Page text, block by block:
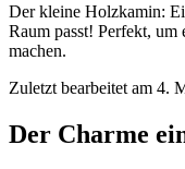
Der kleine Holzkamin:
Raum passt! Perfekt, um
machen.
Zuletzt bearbeitet am 4.
Der Charme